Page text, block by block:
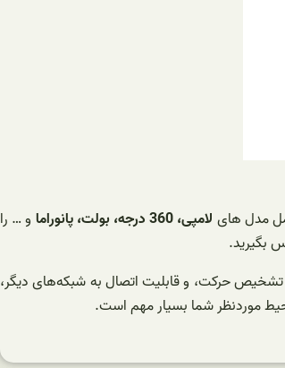
مدل های لامپی، 360 درجه، بولت، پانوراما
و … را
بگیرید.
تشخیص حرکت، و قابلیت اتصال به شبکه‌های دیگر،
موردنظر شما بسیار مهم است.